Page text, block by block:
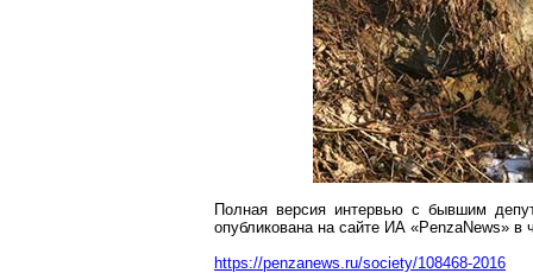
Полная версия интервью с бывшим
опубликована на сайте ИА «PenzaNews» в
https://penzanews.ru/society/108468-2016